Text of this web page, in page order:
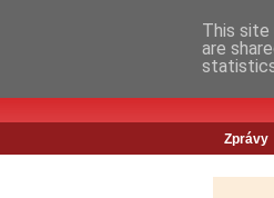
Zprávy
This site
are